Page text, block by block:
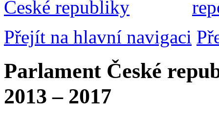
Přejít na hlavní navigaci
Parlament České
2013 – 2017